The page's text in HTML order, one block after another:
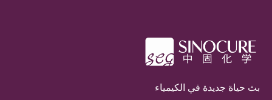
بث حياة جديدة في الكيمياء